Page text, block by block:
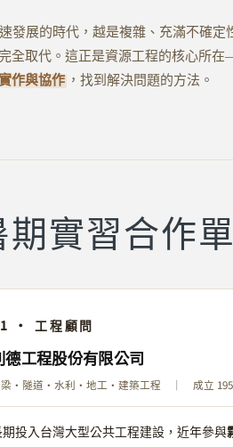
發展的時代，越是複雜、充滿不確定
全取代。這正是資源工程的核心所
作與協作 ，找到解決問題的方法。
期實習合作
· 工程顧問
德工程股份有限公司
・隧道・水利・地工・建築工程 ｜ 成立
期投入台灣大型公共工程建設，近年參與